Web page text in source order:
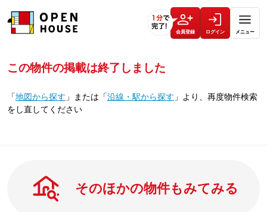
会員登録 ログイン メニュー
この物件の掲載は終了しました
「地図から探す 」 または 「沿線・駅から探す 」 より、再度物件検索
をし直してください
そのほかの物件もみてみる